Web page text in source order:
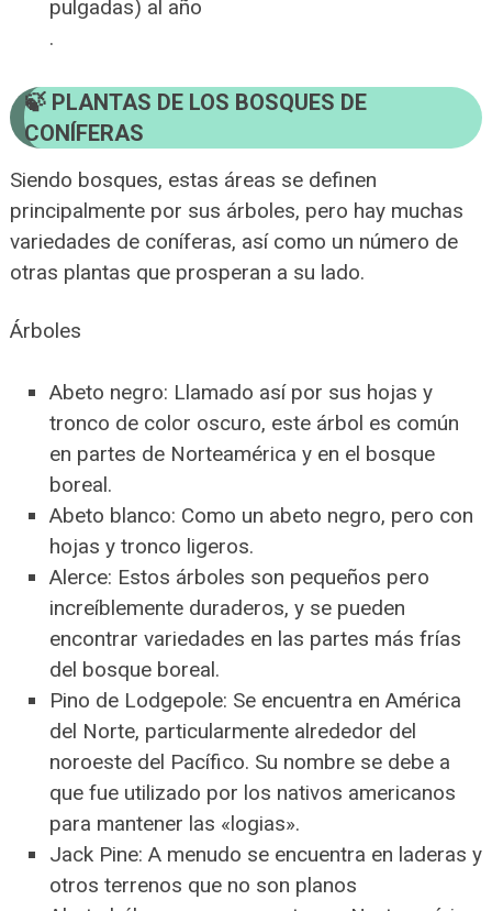
pulgadas) al año
.
PLANTAS DE LOS BOSQUES DE
CONÍFERAS
Siendo bosques, estas áreas se definen
principalmente por sus árboles, pero hay muchas
variedades de coníferas, así como un número de
otras plantas que prosperan a su lado.
Árboles
Abeto negro: Llamado así por sus hojas y
tronco de color oscuro, este árbol es común
en partes de Norteamérica y en el bosque
boreal.
Abeto blanco: Como un abeto negro, pero con
hojas y tronco ligeros.
Alerce: Estos árboles son pequeños pero
increíblemente duraderos, y se pueden
encontrar variedades en las partes más frías
del bosque boreal.
Pino de Lodgepole: Se encuentra en América
del Norte, particularmente alrededor del
noroeste del Pacífico. Su nombre se debe a
que fue utilizado por los nativos americanos
para mantener las «logias».
Jack Pine: A menudo se encuentra en laderas y
otros terrenos que no son planos